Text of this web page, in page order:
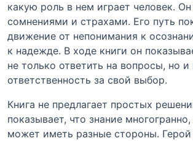
какую роль в нем играет человек.
сомнениями и страхами. Его путь
движение от непонимания к
к надежде. В ходе книги он
не только ответить на вопросы, но и
ответственность за свой выбор.
Книга не предлагает простых
показывает, что знание
может иметь разные стороны. Герой